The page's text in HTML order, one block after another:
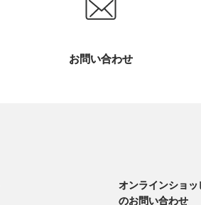
お問い合わせ
オンラインショ
のお問い合わせ